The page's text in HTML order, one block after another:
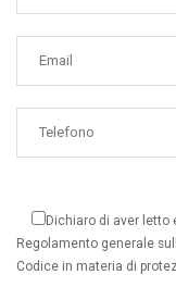
Dichiaro di aver
Regolamento generale
Codice in materia di